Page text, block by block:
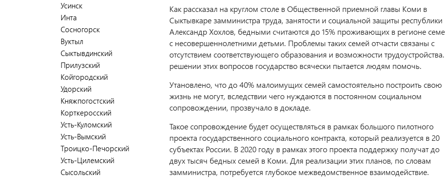
Усинск
Инта
Сосногорск
Вуктыл
Сыктывдинский
Прилузский
Койгородский
Удорский
Княжпогостский
Корткеросский
Усть-Куломский
Усть-Вымский
Троицко-Печорский
Усть-Цилемский
Сысольский
Как рассказал на круглом столе в Общественной приемной главы Коми в
Сыктывкаре замминистра труда, занятости и социальной защиты республики
Александр Хохлов, бедными считаются до 15% проживающих в регионе
с несовершеннолетними детьми. Проблемы таких семей отчасти связаны с
отсутствием соответствующего образования и возможности
решении этих вопросов государство всячески пытается людям помочь.
Утановлено, что до 40% малоимущих семей самостоятельно построить свою
жизнь не могут, вследствии чего нуждаются в постоянном социальном
сопровождении, прозвучало в докладе.
Такое сопровождение будет осуществляться в рамках большого пилотного
проекта государственного социального контракта, который реализуется в 20
субъектах России. В 2020 году в рамках этого проекта поддержку получат до
двух тысяч бедных семей в Коми. Для реализации этих планов, по словам
замминистра, потребуется глубокое межведомственное взаимодействие.